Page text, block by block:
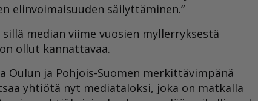
elinvoimaisuuden säilyttäminen.”
median viime vuosien myllerryksestä
ollut kannattavaa.
Oulun ja Pohjois-Suomen merkittävimpänä
yhtiötä nyt mediataloksi, joka on matkalla